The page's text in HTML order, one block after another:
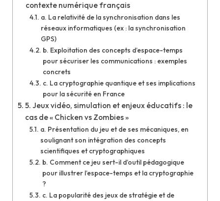
contexte numérique français
a. La relativité de la synchronisation dans les
réseaux informatiques (ex : la synchronisation
GPS)
b. Exploitation des concepts d’espace-temps
pour sécuriser les communications : exemples
concrets
c. La cryptographie quantique et ses implications
pour la sécurité en France
5. Jeux vidéo, simulation et enjeux éducatifs : le
cas de « Chicken vs Zombies »
a. Présentation du jeu et de ses mécaniques, en
soulignant son intégration des concepts
scientifiques et cryptographiques
b. Comment ce jeu sert-il d’outil pédagogique
pour illustrer l’espace-temps et la cryptographie
?
c. La popularité des jeux de stratégie et de